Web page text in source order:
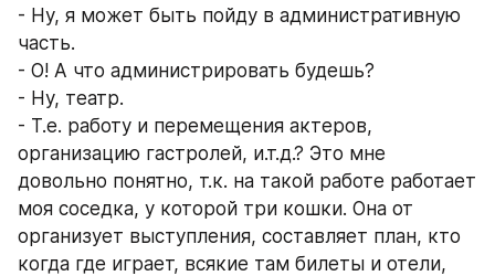
- Ну, я может быть пойду в административную
часть.
- О! А что администрировать будешь?
- Ну, театр.
- Т.е. работу и перемещения актеров,
организацию гастролей, и.т.д.? Это мне
довольно понятно, т.к. на такой работе работает
моя соседка, у которой три кошки. Она от
организует выступления, составляет план, кто
когда где играет, всякие там билеты и отели,